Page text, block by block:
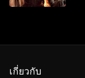
แก
เกี่ยวกับ